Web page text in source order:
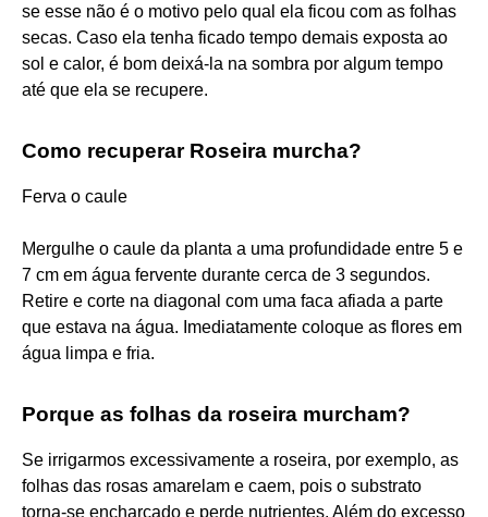
se esse não é o motivo pelo qual ela ficou com as folhas
secas. Caso ela tenha ficado tempo demais exposta ao
sol e calor, é bom deixá-la na sombra por algum tempo
até que ela se recupere.
Como recuperar Roseira murcha?
Ferva o caule
Mergulhe o caule da planta a uma profundidade entre 5 e
7 cm em água fervente durante cerca de 3 segundos.
Retire e corte na diagonal com uma faca afiada a parte
que estava na água. Imediatamente coloque as flores em
água limpa e fria.
Porque as folhas da roseira murcham?
Se irrigarmos excessivamente a roseira, por exemplo, as
folhas das rosas amarelam e caem, pois o substrato
torna-se encharcado e perde nutrientes. Além do excesso